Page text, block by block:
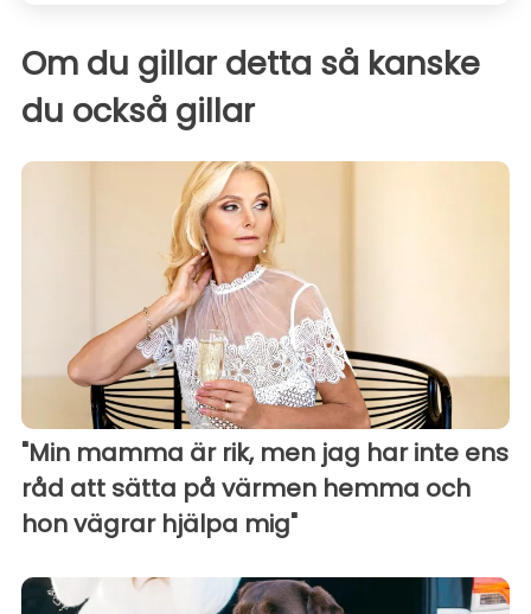
Om du gillar detta så kanske
du också gillar
"Min mamma är rik, men jag har inte ens
råd att sätta på värmen hemma och
hon vägrar hjälpa mig"